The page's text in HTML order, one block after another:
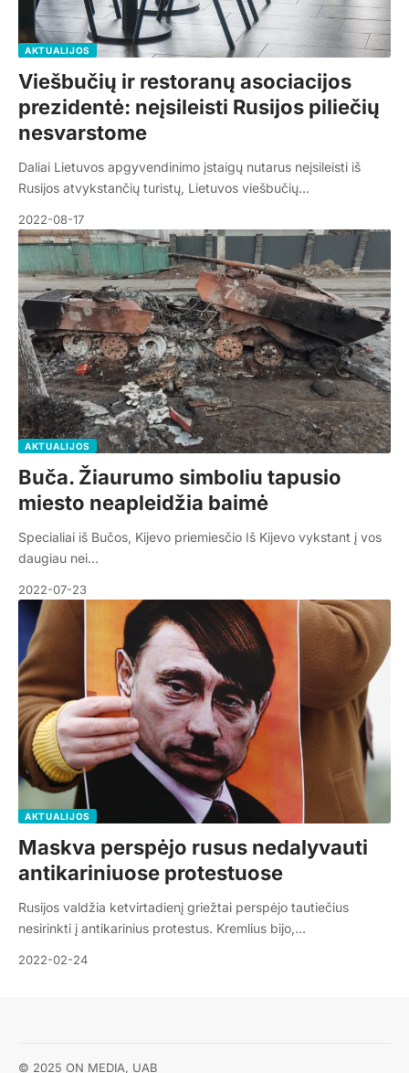
AKTUALIJOS
Viešbučių ir restoranų asociacijos
prezidentė: neįsileisti Rusijos piliečių
nesvarstome
Daliai Lietuvos apgyvendinimo įstaigų nutarus neįsileisti iš
Rusijos atvykstančių turistų, Lietuvos viešbučių…
2022-08-17
AKTUALIJOS
Buča. Žiaurumo simboliu tapusio
miesto neapleidžia baimė
Specialiai iš Bučos, Kijevo priemiesčio Iš Kijevo vykstant į vos
daugiau nei…
2022-07-23
AKTUALIJOS
Maskva perspėjo rusus nedalyvauti
antikariniuose protestuose
Rusijos valdžia ketvirtadienį griežtai perspėjo tautiečius
nesirinkti į antikarinius protestus. Kremlius bijo,…
2022-02-24
© 2025 ON MEDIA, UAB